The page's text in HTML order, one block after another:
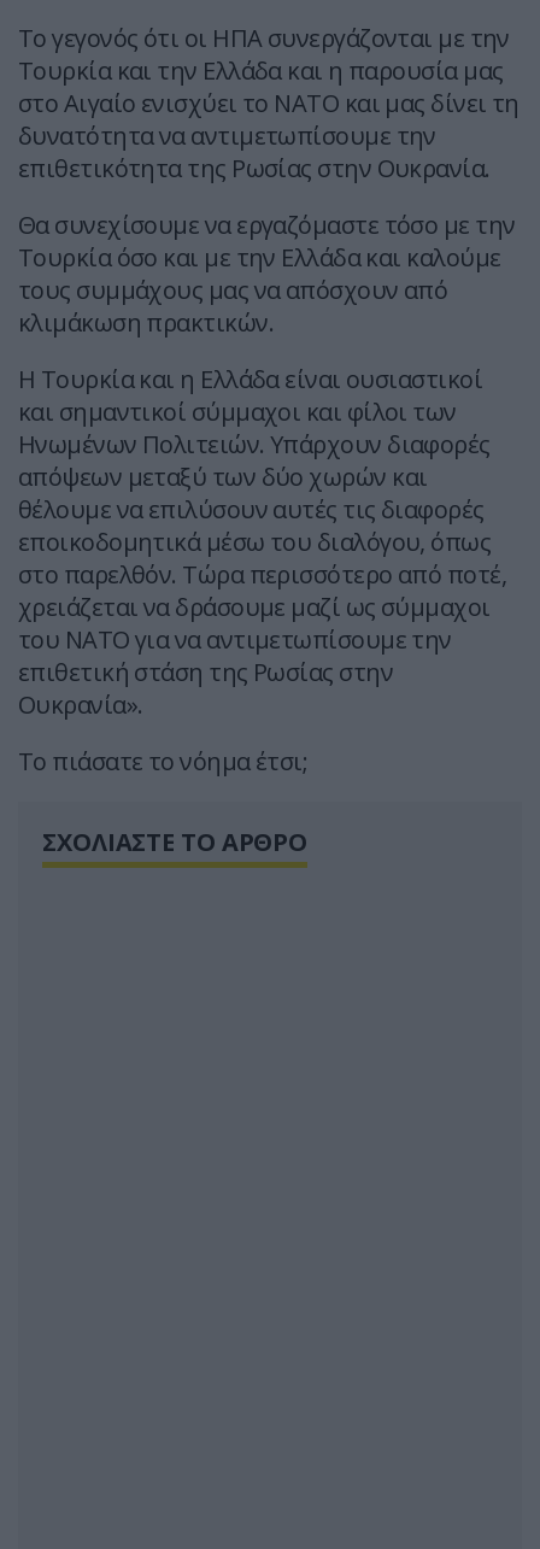
Το γεγονός ότι οι ΗΠΑ συνεργάζονται με την
Τουρκία και την Ελλάδα και η παρουσία μας
στο Αιγαίο ενισχύει το ΝΑΤΟ και μας δίνει τη
δυνατότητα να αντιμετωπίσουμε την
επιθετικότητα της Ρωσίας στην Ουκρανία.
Θα συνεχίσουμε να εργαζόμαστε τόσο με την
Τουρκία όσο και με την Ελλάδα και καλούμε
τους συμμάχους μας να απόσχουν από
κλιμάκωση πρακτικών.
Η Τουρκία και η Ελλάδα είναι ουσιαστικοί
και σημαντικοί σύμμαχοι και φίλοι των
Ηνωμένων Πολιτειών. Υπάρχουν διαφορές
απόψεων μεταξύ των δύο χωρών και
θέλουμε να επιλύσουν αυτές τις διαφορές
εποικοδομητικά μέσω του διαλόγου, όπως
στο παρελθόν. Τώρα περισσότερο από ποτέ,
χρειάζεται να δράσουμε μαζί ως σύμμαχοι
του ΝΑΤΟ για να αντιμετωπίσουμε την
επιθετική στάση της Ρωσίας στην
Ουκρανία».
Το πιάσατε το νόημα έτσι;
ΣΧΟΛΙΑΣΤΕ ΤΟ ΑΡΘΡΟ